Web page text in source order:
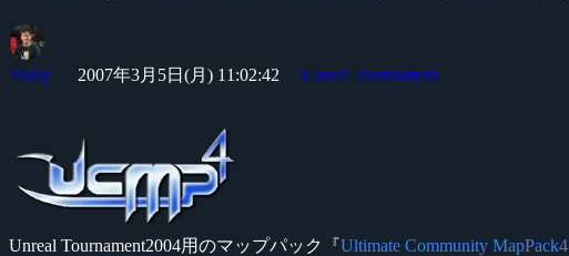
Yossy 2007年3月5日(月) 11:02:42 Unreal Tournament
Unreal Tournament2004用のマップパック『Ultimate Community MapPack4